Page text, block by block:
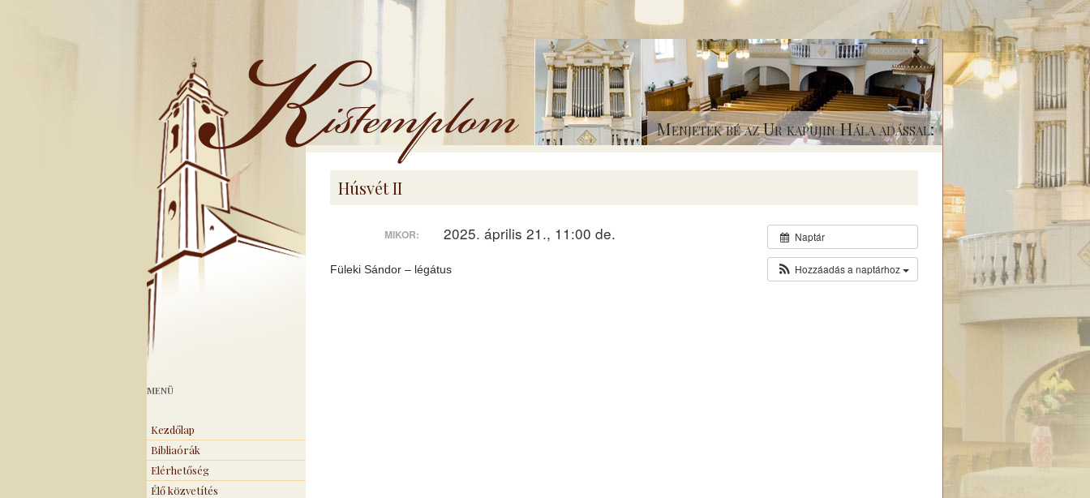
Kistemplom
Menjetek bé az Ur kapujin Hála adással:
MENÜ
Kezdőlap
Bibliaórák
Elérhetőség
Élő közvetítés
Húsvét II
Naptár
Hozzáadás a naptárhoz
MIKOR: 2025. április 21., 11:00 de.
Füleki Sándor – légátus